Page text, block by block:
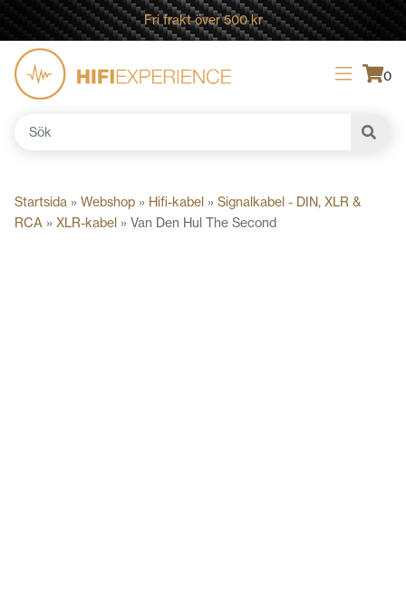
Fri frakt över 500 kr
0
Sök
Startsida » Webshop » Hifi-kabel » Signalkabel - DIN, XLR &
RCA » XLR-kabel » Van Den Hul The Second